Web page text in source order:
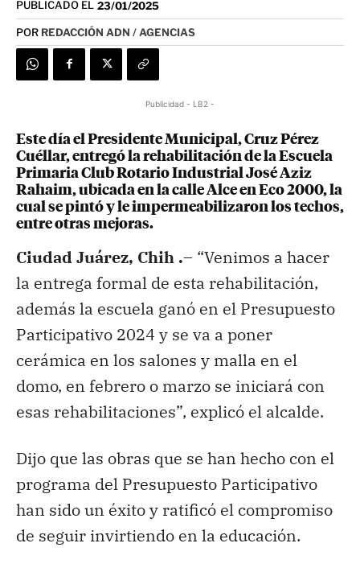
PUBLICADO EL 23/01/2025
POR REDACCIÓN ADN / AGENCIAS
Publicidad - LB2 -
Este día el Presidente Municipal, Cruz Pérez
Cuéllar, entregó la rehabilitación de la Escuela
Primaria Club Rotario Industrial José Aziz
Rahaim, ubicada en la calle Alce en Eco 2000, la
cual se pintó y le impermeabilizaron los techos,
entre otras mejoras.
Ciudad Juárez, Chih .– “Venimos a hacer
la entrega formal de esta rehabilitación,
además la escuela ganó en el Presupuesto
Participativo 2024 y se va a poner
cerámica en los salones y malla en el
domo, en febrero o marzo se iniciará con
esas rehabilitaciones”, explicó el alcalde.
Dijo que las obras que se han hecho con el
programa del Presupuesto Participativo
han sido un éxito y ratificó el compromiso
de seguir invirtiendo en la educación.